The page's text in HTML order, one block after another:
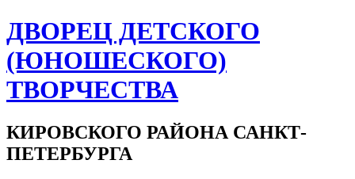
ДВОРЕЦ ДЕТСКОГО
(ЮНОШЕСКОГО)
ТВОРЧЕСТВА
КИРОВСКОГО РАЙОНА САНКТ-
ПЕТЕРБУРГА